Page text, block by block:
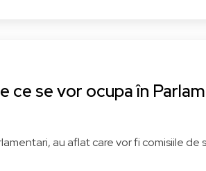
Partidului
ce se vor ocupa în
au aflat care vor fi comisiile